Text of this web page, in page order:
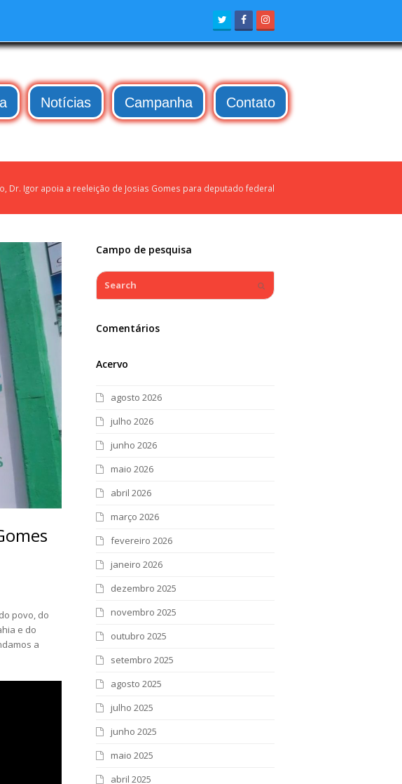
TwitterFacebook
Notícias Campanha Contato
Dr. Igor apoia a reeleição de Josias Gomes para deputado federal
povo, do
e do
a
Campo de pesquisa
Search
Comentários
Acervo
agosto 2026
julho 2026
junho 2026
maio 2026
abril 2026
março 2026
fevereiro 2026
janeiro 2026
dezembro 2025
novembro 2025
outubro 2025
setembro 2025
agosto 2025
julho 2025
junho 2025
maio 2025
abril 2025